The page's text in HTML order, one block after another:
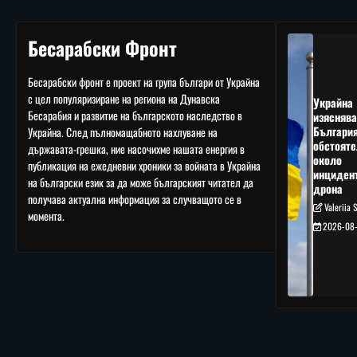
Бесарабски Фронт
Бесарабски фронт е проект на група българи от Украйна
с цел популяризиране на региона на Дунавска
Бесарабия и развитие на българското наследство в
Украйна. След пълномащабното нахлуване на
държавата-грешка, ние насочихме нашата енергия в
публикация на ежедневни хроники за войната в Украйна
на български език за да може българският читател да
получава актуална информация за случващото се в
момента.
Украйна
около
дрона
Valeriia
2026-